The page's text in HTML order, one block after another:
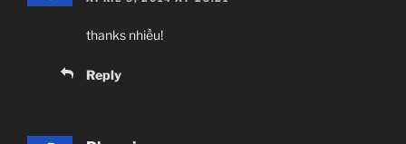
thanks nhiều!
Reply